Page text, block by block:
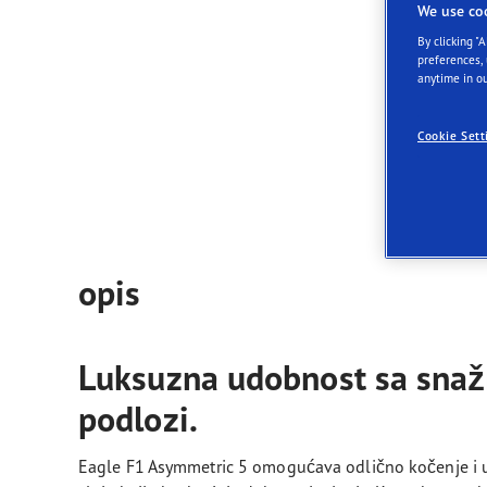
opis
Luksuzna udobnost sa
podlozi.
Eagle F1 Asymmetric 5 omogućava odlično kočenje
We use
By clicking
preferences,
anytime in
Cookie